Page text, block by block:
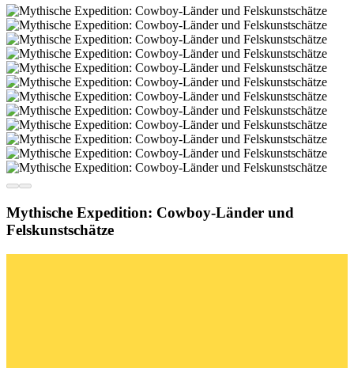
Mythische Expedition: Cowboy-Länder und
Felskunstschätze